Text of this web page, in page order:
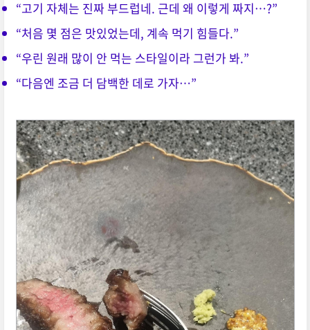
“고기 자체는 진짜 부드럽네. 근데 왜 이렇게 짜지…?”
“처음 몇 점은 맛있었는데, 계속 먹기 힘들다.”
“우린 원래 많이 안 먹는 스타일이라 그런가 봐.”
“다음엔 조금 더 담백한 데로 가자…”